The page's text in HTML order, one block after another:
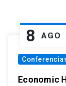
8 AGO
Economic